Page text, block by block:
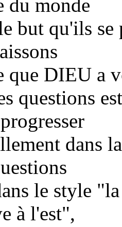
du monde
but qu'ils se
que DIEU a
questions
dans
le style
à l'est",